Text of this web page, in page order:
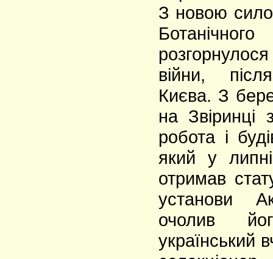
З новою
війни,
Києва. З
на Звіринці
робота і
який у
отримав
установи
очолив
український